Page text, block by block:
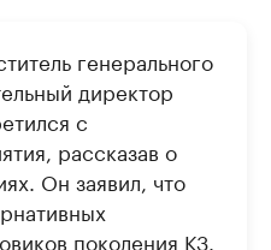
генерального
директор
с
рассказав о
Он заявил, что
поколения К3.